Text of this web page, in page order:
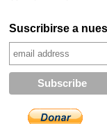
Suscribirse a